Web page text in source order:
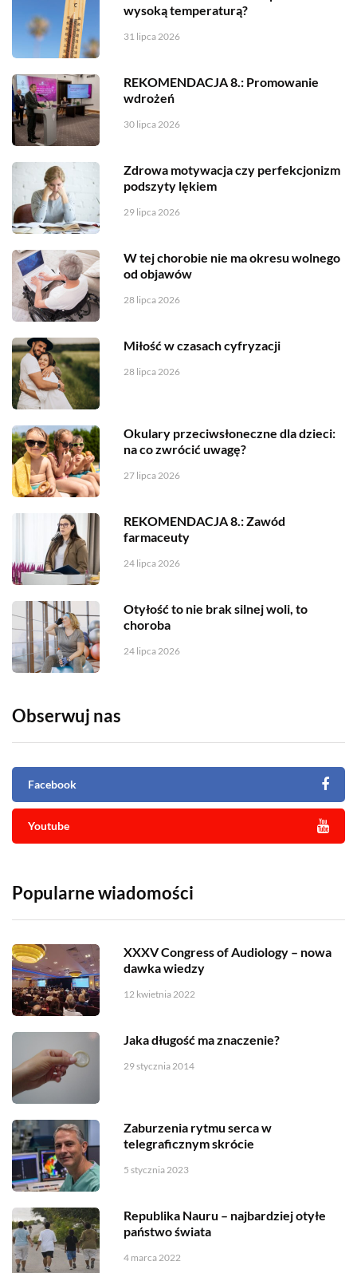
wysoką temperaturą?
31 lipca 2026
REKOMENDACJA 8.: Promowanie
wdrożeń
30 lipca 2026
Zdrowa motywacja czy perfekcjonizm
podszyty lękiem
29 lipca 2026
W tej chorobie nie ma okresu wolnego
od objawów
28 lipca 2026
Miłość w czasach cyfryzacji
28 lipca 2026
Okulary przeciwsłoneczne dla dzieci:
na co zwrócić uwagę?
27 lipca 2026
REKOMENDACJA 8.: Zawód
farmaceuty
24 lipca 2026
Otyłość to nie brak silnej woli, to
choroba
24 lipca 2026
Obserwuj nas
Facebook
Youtube
Popularne wiadomości
XXXV Congress of Audiology – nowa
dawka wiedzy
12 kwietnia 2022
Jaka długość ma znaczenie?
29 stycznia 2014
Zaburzenia rytmu serca w
telegraficznym skrócie
5 stycznia 2023
Republika Nauru – najbardziej otyłe
państwo świata
4 marca 2022